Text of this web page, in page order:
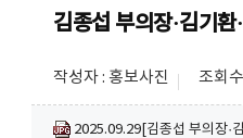
김종섭 부의장·김기
작성자 : 홍보사진 조회
2025.09.29[김종섭 부의장·